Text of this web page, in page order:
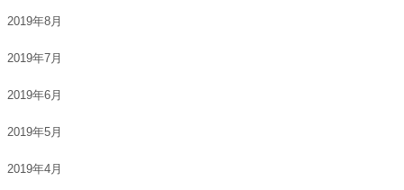
2019年8月
2019年7月
2019年6月
2019年5月
2019年4月